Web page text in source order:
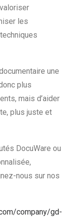
les
une
plus
mais d’aider
plus juste et
DocuWare ou
nous sur nos
company/gd-